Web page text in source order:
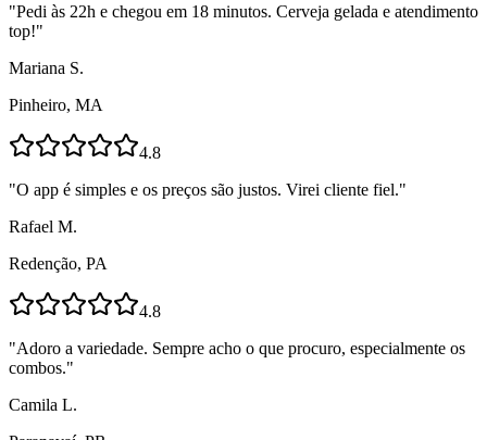
"Pedi às 22h e chegou em 18 minutos. Cerveja gelada e atendimento
top!"
Mariana S.
Pinheiro, MA
4.8
"O app é simples e os preços são justos. Virei cliente fiel."
Rafael M.
Redenção, PA
4.8
"Adoro a variedade. Sempre acho o que procuro, especialmente os
combos."
Camila L.